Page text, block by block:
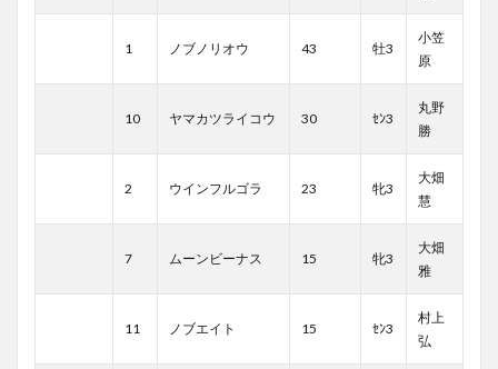
1 ノブノリオウ 43 牡3
小笠
原
10 ヤマカツライコウ 30 ｾﾝ3
丸野
勝
2 ウインフルゴラ 23 牝3
大畑
慧
7 ムーンビーナス 15 牝3
大畑
雅
11 ノブエイト 15 ｾﾝ3
村上
弘